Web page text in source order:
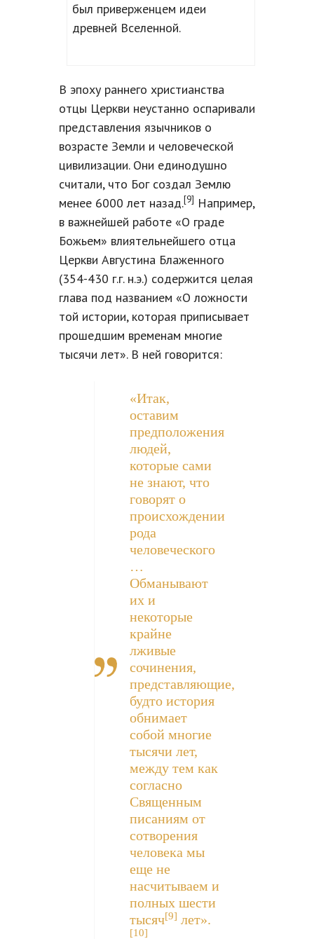
был приверженцем идеи
древней Вселенной.
В эпоху раннего христианства
отцы Церкви неустанно оспаривали
представления язычников о
возрасте Земли и человеческой
цивилизации. Они единодушно
считали, что Бог создал Землю
менее 6000 лет назад.[9] Например,
в важнейшей работе «О граде
Божьем» влиятельнейшего отца
Церкви Августина Блаженного
(354-430 г.г. н.э.) содержится целая
глава под названием «О ложности
той истории, которая приписывает
прошедшим временам многие
тысячи лет». В ней говорится:
«Итак,
оставим
предположения
людей,
которые сами
не знают, что
говорят о
происхождении
рода
человеческого
…
Обманывают
их и
некоторые
крайне
лживые
сочинения,
представляющие,
будто история
обнимает
собой многие
тысячи лет,
между тем как
согласно
Священным
писаниям от
сотворения
человека мы
еще не
насчитываем и
полных шести
тысяч[9] лет».
[10]